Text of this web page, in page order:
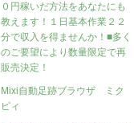
０円稼いだ方法をあなたにも
教えます！１日基本作業２２
分で収入を得ませんか！■多く
のご要望により数量限定で再
販売決定！
Mixi自動足跡ブラウザ ミク
ピィ